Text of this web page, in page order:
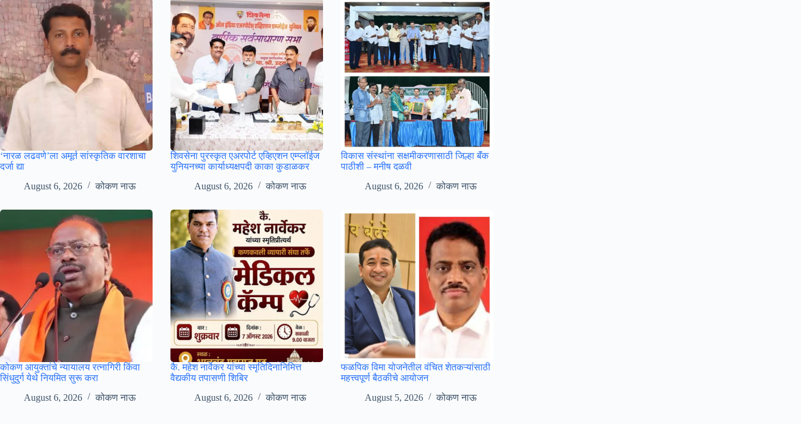
‘नारळ लढवणे’ला अमूर्त सांस्कृतिक वारशाचा
दर्जा द्या
August 6, 2026
कोकण नाऊ
शिवसेना पुरस्कृत एअरपोर्ट एव्हिएशन एम्प्लॉईज
युनियनच्या कार्याध्यक्षपदी काका कुडाळकर
August 6, 2026
कोकण नाऊ
विकास संस्थांना सक्षमीकरणासाठी जिल्हा बॅंक
पाठीशी – मनीष दळवी
August 6, 2026
कोकण नाऊ
कोकण आयुक्तांचे न्यायालय रत्नागिरी किंवा
सिंधुदुर्ग येथे नियमित सुरू करा
August 6, 2026
कोकण नाऊ
कै. महेश नार्वेकर यांच्या स्मृतिदिनानिमित्त
वैद्यकीय तपासणी शिबिर
August 6, 2026
कोकण नाऊ
फळपिक विमा योजनेतील वंचित शेतकऱ्यांसाठी
महत्त्वपूर्ण बैठकीचे आयोजन
August 5, 2026
कोकण नाऊ